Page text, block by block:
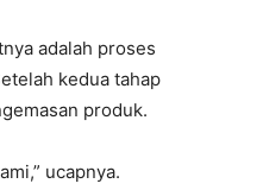
adalah proses
kedua tahap
produk.
ucapnya.